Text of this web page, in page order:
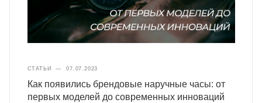
СТАТЬИ — 07.07.2023
Как появились брендовые наручные часы: от
первых моделей до современных инноваций